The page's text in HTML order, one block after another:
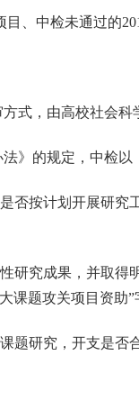
、中检未通过的
，由高校社会科
的规定，中检以
按计划开展研究
究成果，并取得
课题攻关项目资助”
研究，开支是否